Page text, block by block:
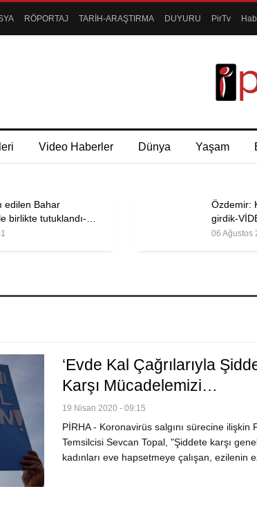
RÖPORTAJ TARİH-ARAŞTIRMA DUYURU PirTv
Video Haberler Dünya Yaşam
edilen Bahar
birlikte tutuklandı-…
Özdemir:
girdik-
06 Ağustos
‘Evde Kal Çağrılarıyla
Karşı Mücadelemizi…
19 Nisan 2020 - 09:15
PİRHA - Koronavirüs salgını sürecine
Temsilcisi Sevcan Topal, "Şiddete karşı
kadınları eve hapsetmeye çalışan, ezilenin